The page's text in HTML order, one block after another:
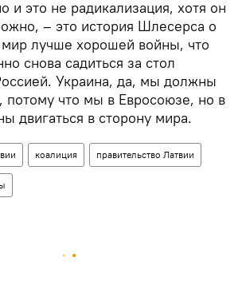
и это не радикализация, хотя он
– это история Шлесерса о
лучше хорошей войны, что
снова садиться за стол
Украина, да, мы должны
потому что мы в Евросоюзе, но в
двигаться в сторону мира.
коалиция правительство Латвии